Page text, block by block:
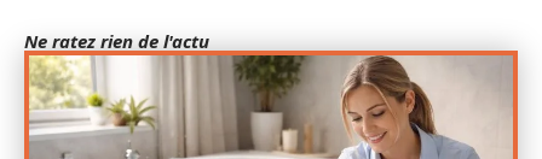
Ne ratez rien de l'actu